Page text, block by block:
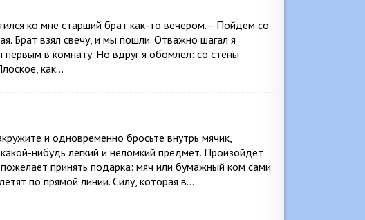
ко мне старший брат как-то вечером.— Пойдем со
Брат взял свечу, и мы пошли. Отважно шагал я
в комнату. Но вдруг я обомлел: со стены
как…
и одновременно бросьте внутрь мячик,
нибудь легкий и неломкий предмет. Произойдет
принять подарка: мяч или бумажный ком сами
по прямой линии. Силу, которая в…